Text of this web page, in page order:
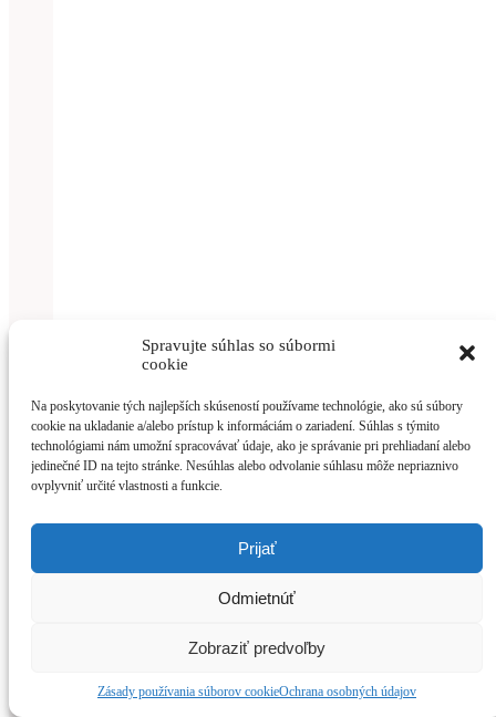
Spravujte súhlas so súbormi
cookie
Na poskytovanie tých najlepších skúseností používame technológie, ako sú súbory
cookie na ukladanie a/alebo prístup k informáciám o zariadení. Súhlas s týmito
technológiami nám umožní spracovávať údaje, ako je správanie pri prehliadaní alebo
jedinečné ID na tejto stránke. Nesúhlas alebo odvolanie súhlasu môže nepriaznivo
ovplyvniť určité vlastnosti a funkcie.
Prijať
Odmietnúť
Zobraziť predvoľby
Zásady používania súborov cookieOchrana osobných údajov